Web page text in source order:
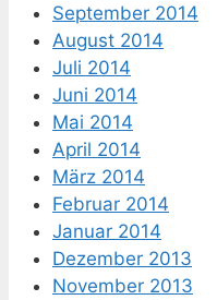
September 2014
August 2014
Juli 2014
Juni 2014
Mai 2014
April 2014
März 2014
Februar 2014
Januar 2014
Dezember 2013
November 2013